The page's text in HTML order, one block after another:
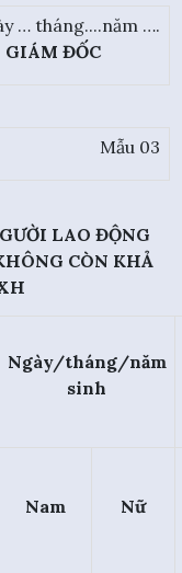
… tháng....năm ….
GIÁM ĐỐC
Mẫu 03
LAO ĐỘNG
CÒN KHẢ
Ngày/tháng/năm
sinh
Nam Nữ